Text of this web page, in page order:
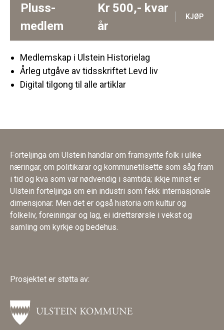
Pluss-
medlem
Kr 500,- kvar
år
KJØP
Medlemskap i Ulstein Historielag
Årleg utgåve av tidsskriftet Levd liv
Digital tilgong til alle artiklar
Forteljinga om Ulstein handlar om framsynte folk i ulike
næringar, om politikarar og kommunetilsette som såg fram
i tid og kva som var nødvendig i samtida; ikkje minst er
Ulstein forteljinga om ein industri som fekk internasjonale
dimensjonar. Men det er også historia om kultur og
folkeliv, foreiningar og lag, ei idrettsrørsle i vekst og
samling om kyrkje og bedehus.
Prosjektet er støtta av: